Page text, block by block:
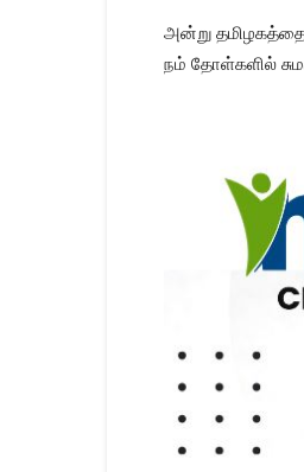
அன்று
நம் தோள்களில்